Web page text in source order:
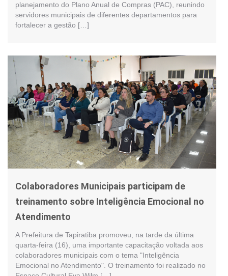
planejamento do Plano Anual de Compras (PAC), reunindo
servidores municipais de diferentes departamentos para
fortalecer a gestão […]
Colaboradores Municipais participam de
treinamento sobre Inteligência Emocional no
Atendimento
A Prefeitura de Tapiratiba promoveu, na tarde da última
quarta-feira (16), uma importante capacitação voltada aos
colaboradores municipais com o tema "Inteligência
Emocional no Atendimento". O treinamento foi realizado no